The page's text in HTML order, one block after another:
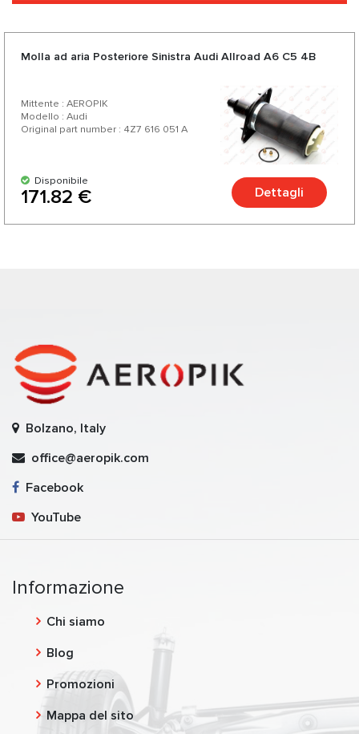
Molla ad aria Posteriore Sinistra Audi Allroad A6 C5 4B
Mittente : AEROPIK
Modello : Audi
Original part number : 4Z7 616 051 A
Disponibile
171.82 € Dettagli
Bolzano, Italy
office@aeropik.com
Facebook
YouTube
Informazione
Chi siamo
Blog
Promozioni
Mappa del sito